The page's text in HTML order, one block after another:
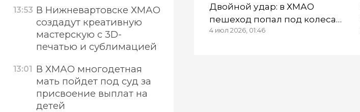
Двойной удар: в ХМАО
пешеход попал под колеса
разных авто и погиб
4 июл 2026, 01:46
13:53 В Нижневартовске ХМАО
создадут креативную
мастерскую с 3D-
печатью и сублимацией
13:01 В ХМАО многодетная
мать пойдет под суд за
присвоение выплат на
детей